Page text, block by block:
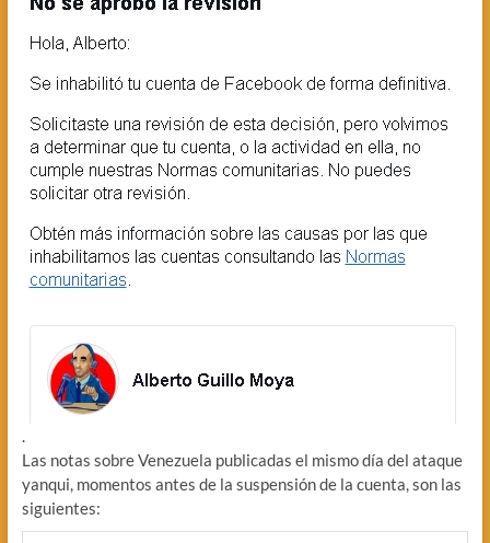
.
Las notas sobre Venezuela publicadas el mismo día del ataque
yanqui, momentos antes de la suspensión de la cuenta, son las
siguientes: